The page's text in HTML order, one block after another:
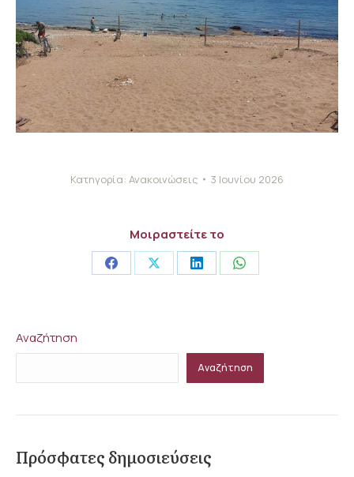
Κατηγορία: Ανακοινώσεις 3 Ιουνίου 2026
Μοιραστείτε το
Share Share Share Share
Αναζήτηση
Αναζήτηση
Πρόσφατες δημοσιεύσεις